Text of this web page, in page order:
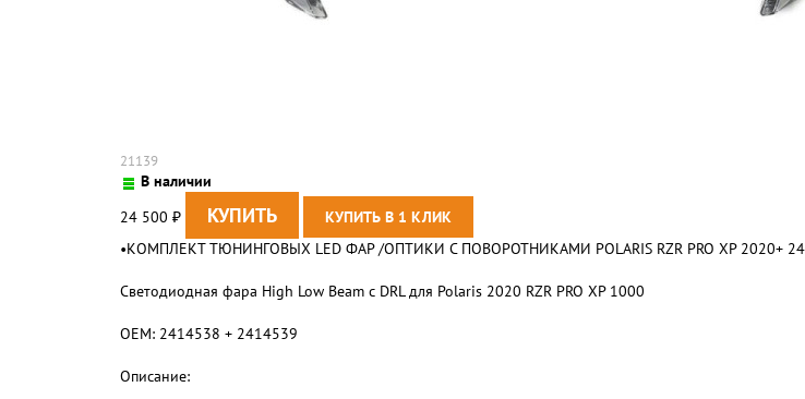
21139
В наличии
24 500 ₽
•КОМПЛЕКТ ТЮНИНГОВЫХ LED ФАР /ОПТИКИ С ПОВОРОТНИКАМИ POLARIS RZR PRO XP 2020+
Светодиодная фара High Low Beam с DRL для Polaris 2020 RZR PRO XP 1000
ОЕМ: 2414538 + 2414539
Описание: